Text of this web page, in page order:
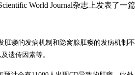
World Journal杂志上发表了一
肛瘘的发病机制和隐窝腺肛瘘的发病机制
遗传因素等。